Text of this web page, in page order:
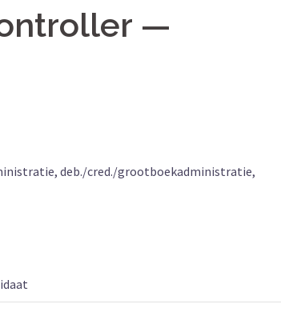
—
deb./cred./grootboekadministratie,